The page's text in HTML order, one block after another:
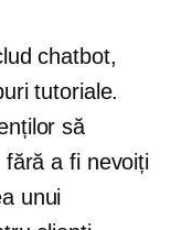
chatbot,
tutoriale.
să
a fi nevoiți
unui